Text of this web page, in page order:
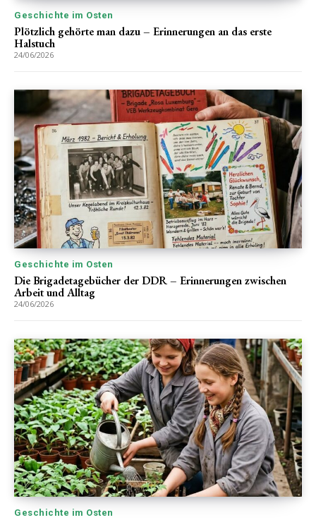
Geschichte im Osten
Plötzlich gehörte man dazu – Erinnerungen an das erste
Halstuch
24/06/2026
Geschichte im Osten
Die Brigadetagebücher der DDR – Erinnerungen zwischen
Arbeit und Alltag
24/06/2026
Geschichte im Osten